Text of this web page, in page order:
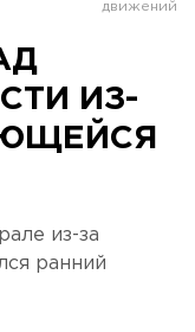
ИЗ-
из-за
ранний